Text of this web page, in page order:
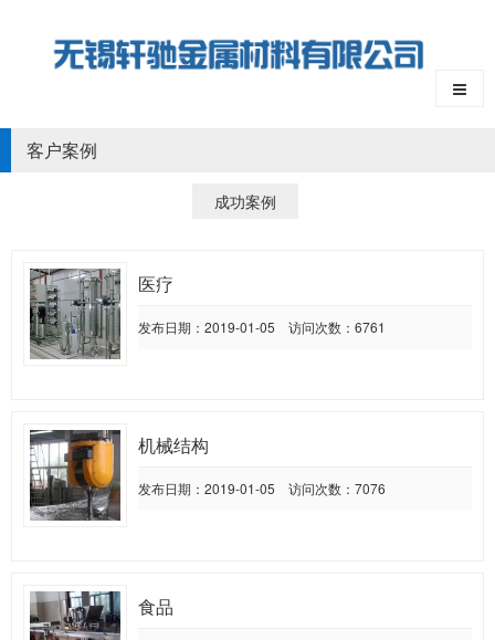
客户案例
成功案例
医疗
发布日期：2019-01-05 访问次数：6761
机械结构
发布日期：2019-01-05 访问次数：7076
食品